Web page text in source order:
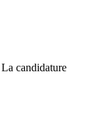
La candidature